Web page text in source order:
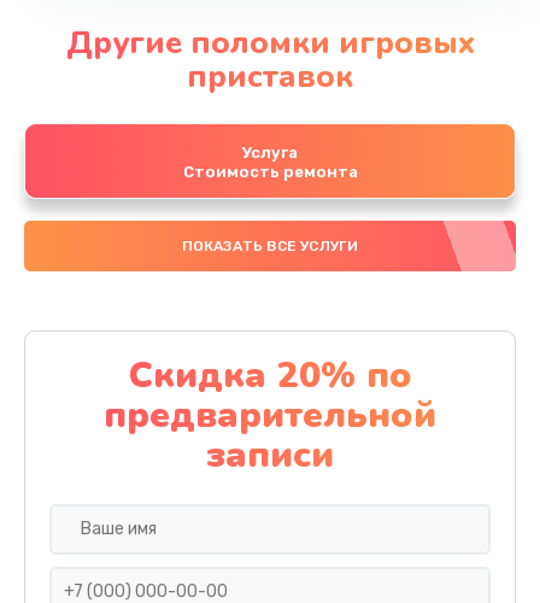
Другие поломки игровых
приставок
Услуга
Стоимость ремонта
ПОКАЗАТЬ ВСЕ УСЛУГИ
Скидка 20% по
предварительной
записи